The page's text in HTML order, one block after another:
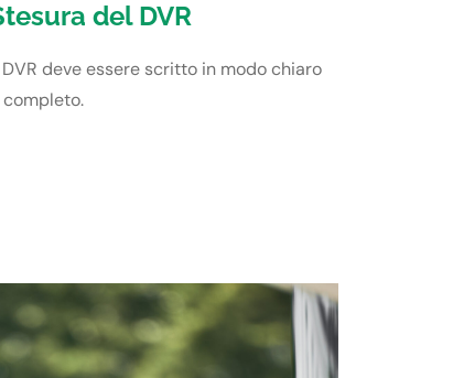
del DVR
DVR deve essere scritto in modo chiaro
completo.